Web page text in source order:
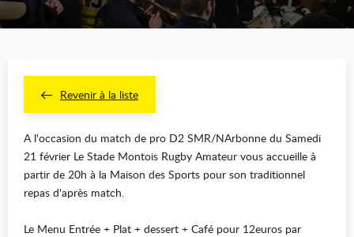
Revenir à la liste
A l'occasion du match de pro D2 SMR/NArbonne du Samedi
21 février Le Stade Montois Rugby Amateur vous accueille à
partir de 20h à la Maison des Sports pour son traditionnel
repas d'après match.
Le Menu Entrée + Plat + dessert + Café pour 12euros par